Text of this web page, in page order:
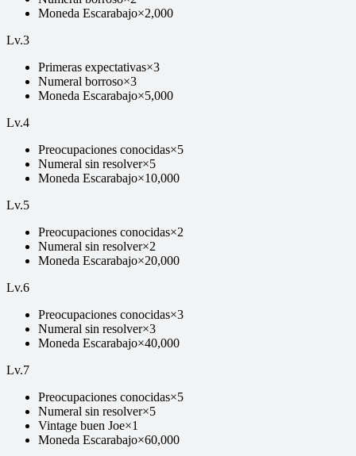
Moneda Escarabajo×2,000
Lv.3
Primeras expectativas×3
Numeral borroso×3
Moneda Escarabajo×5,000
Lv.4
Preocupaciones conocidas×5
Numeral sin resolver×5
Moneda Escarabajo×10,000
Lv.5
Preocupaciones conocidas×2
Numeral sin resolver×2
Moneda Escarabajo×20,000
Lv.6
Preocupaciones conocidas×3
Numeral sin resolver×3
Moneda Escarabajo×40,000
Lv.7
Preocupaciones conocidas×5
Numeral sin resolver×5
Vintage buen Joe×1
Moneda Escarabajo×60,000